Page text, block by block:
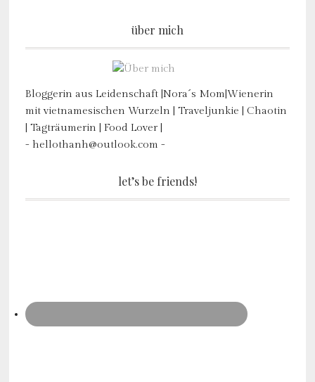
über mich
Bloggerin aus Leidenschaft |Nora´s Mom|Wienerin
mit vietnamesischen Wurzeln | Traveljunkie | Chaotin
| Tagträumerin | Food Lover |
- hellothanh@outlook.com -
let’s be friends!